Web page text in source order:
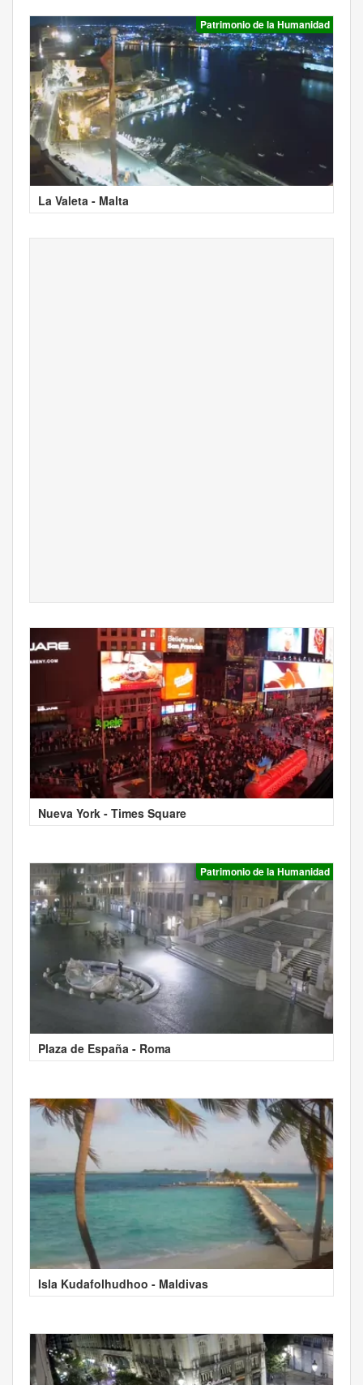
Patrimonio de la Humanidad
La Valeta - Malta
Nueva York - Times Square
Patrimonio de la Humanidad
Plaza de España - Roma
Isla Kudafolhudhoo - Maldivas